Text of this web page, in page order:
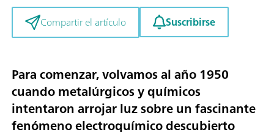
Compartir el artículo Suscribirse
Para comenzar, volvamos al año 1950
cuando metalúrgicos y químicos
intentaron arrojar luz sobre un fascinante
fenómeno electroquímico descubierto